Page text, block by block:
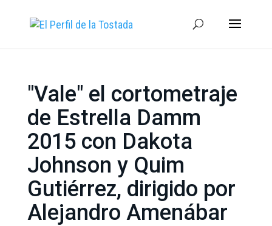
"Vale" el cortometraje
de Estrella Damm
2015 con Dakota
Johnson y Quim
Gutiérrez, dirigido por
Alejandro Amenábar